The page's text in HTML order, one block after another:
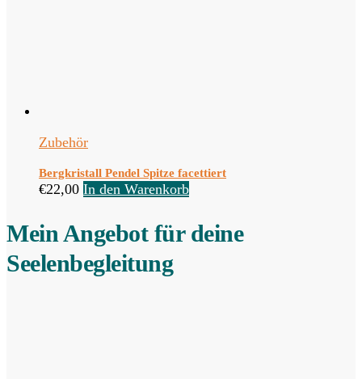
Zubehör
Bergkristall Pendel Spitze facettiert
€22,00 In den Warenkorb
Mein Angebot für deine
Seelenbegleitung